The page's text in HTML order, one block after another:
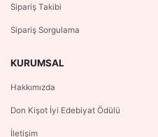
Sipariş Takibi
Sipariş Sorgulama
KURUMSAL
Hakkımızda
Don Kişot İyi Edebiyat Ödülü
İletişim